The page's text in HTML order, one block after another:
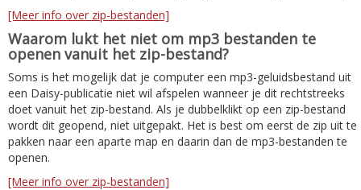
[Meer info over zip-bestanden]
Waarom lukt het niet om mp3 bestanden te
openen vanuit het zip-bestand?
Soms is het mogelijk dat je computer een mp3-geluidsbestand uit
een Daisy-publicatie niet wil afspelen wanneer je dit rechtstreeks
doet vanuit het zip-bestand. Als je dubbelklikt op een zip-bestand
wordt dit geopend, niet uitgepakt. Het is best om eerst de zip uit te
pakken naar een aparte map en daarin dan de mp3-bestanden te
openen.
[Meer info over zip-bestanden]